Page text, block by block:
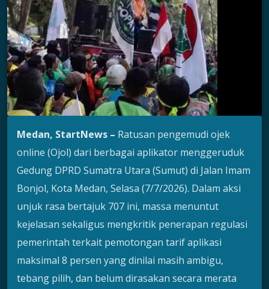
Medan, StartNews – Ratusan pengemudi ojek
online (Ojol) dari berbagai aplikator menggeruduk
Gedung DPRD Sumatra Utara (Sumut) di Jalan Imam
Bonjol, Kota Medan, Selasa (7/7/2026). Dalam aksi
unjuk rasa bertajuk 707 ini, massa menuntut
kejelasan sekaligus mengkritik penerapan regulasi
pemerintah terkait pemotongan tarif aplikasi
maksimal 8 persen yang dinilai masih ambigu,
tebang pilih, dan belum dirasakan secara merata